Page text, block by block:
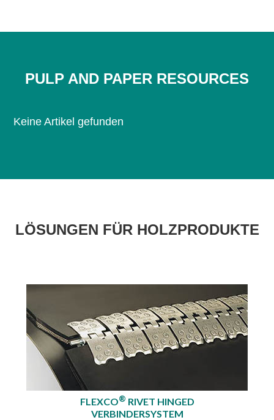
PULP AND PAPER RESOURCES
Keine Artikel gefunden
LÖSUNGEN FÜR HOLZPRODUKTE
FLEXCO® RIVET HINGED
VERBINDERSYSTEM